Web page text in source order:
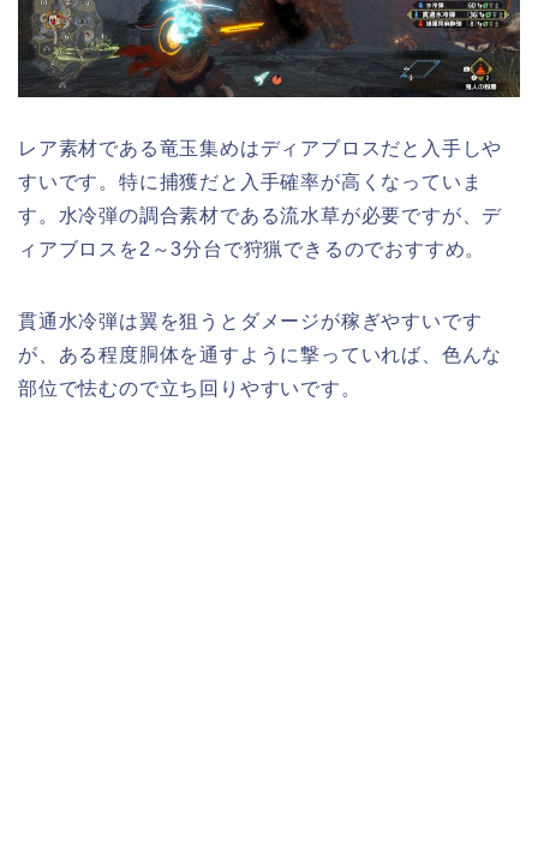
レア素材である竜玉集めはディアブロスだと入手しや
すいです。特に捕獲だと入手確率が高くなっていま
す。水冷弾の調合素材である流水草が必要ですが、デ
ィアブロスを2～3分台で狩猟できるのでおすすめ。
貫通水冷弾は翼を狙うとダメージが稼ぎやすいです
が、ある程度胴体を通すように撃っていれば、色んな
部位で怯むので立ち回りやすいです。